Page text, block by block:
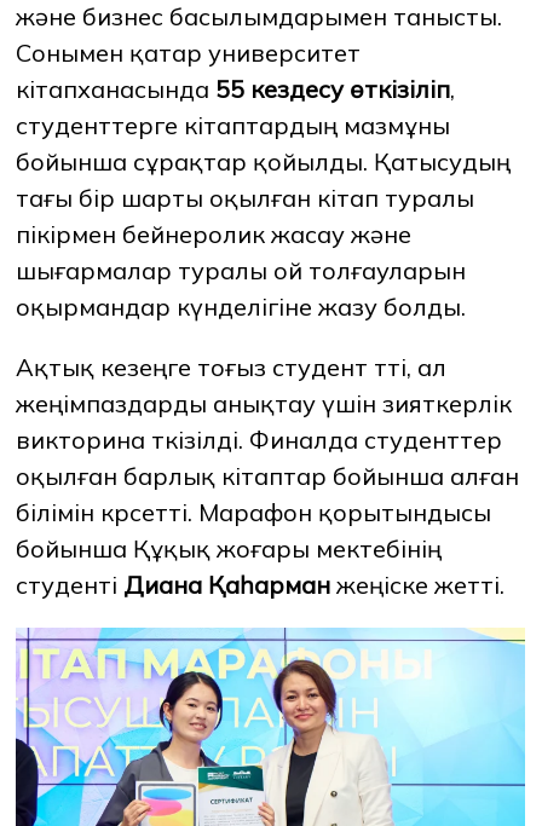
және бизнес басылымдарымен танысты.
Сонымен қатар университет
кітапханасында 55 кездесу өткізіліп,
студенттерге кітаптардың мазмұны
бойынша сұрақтар қойылды. Қатысудың
тағы бір шарты оқылған кітап туралы
пікірмен бейнеролик жасау және
шығармалар туралы ой толғауларын
оқырмандар күнделігіне жазу болды.
Ақтық кезеңге тоғыз студент өтті, ал
жеңімпаздарды анықтау үшін зияткерлік
викторина өткізілді. Финалда студенттер
оқылған барлық кітаптар бойынша алған
білімін көрсетті. Марафон қорытындысы
бойынша Құқық жоғары мектебінің
студенті Диана Қаһарман жеңіске жетті.